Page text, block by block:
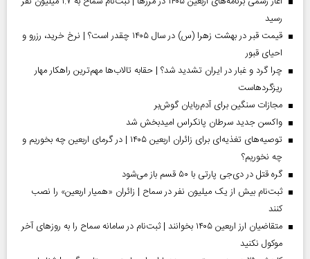
رسید
قیمت قبر در بهشت زهرا (س) در سال ۱۴۰۵ چقدر است؟ | نرخ خرید، رزرو و
احیای قبور
چرا گرد و غبار در ایران تشدید شد؟ | حقابه تالاب‌ها مهم‌ترین راهکار مهار
ریزگردهاست
مجازات سنگین برای آدم‌ربایان گوش‌بر
واکسن جدید سرطان پانکراس امیدبخش شد
توصیه‌های تغذیه‌ای برای زائران اربعین ۱۴۰۵ | در گرمای اربعین چه بخوریم و
چه نخوریم؟
گره قتل در دی‌جی پارتی با ۵۰ قسم باز می‌شود
ثبت‌نام بیش از یک میلیون نفر در سماح | زائران «همیار اربعین» را نصب
کنند
متقاضیان ارز اربعین ۱۴۰۵ بخوانند | ثبت‌نام در سامانه سماح را به روز‌های آخر
موکول نکنید